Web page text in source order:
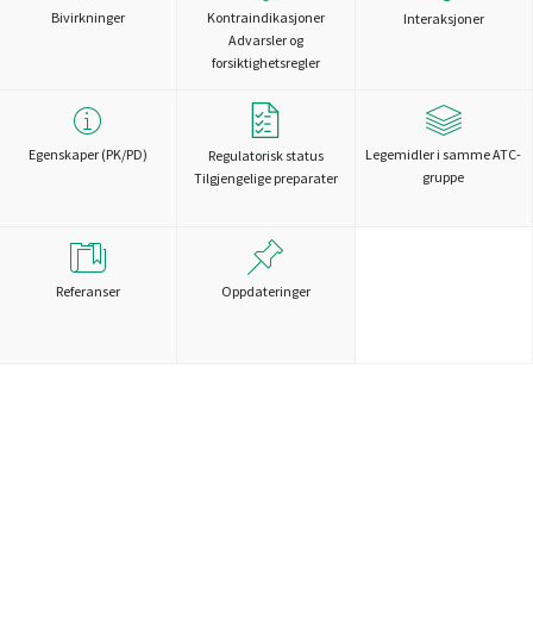
Bivirkninger
Kontraindikasjoner
Advarsler og
forsiktighetsregler
Interaksjoner
Egenskaper (PK/PD)
Regulatorisk status
Tilgjengelige preparater
Legemidler i samme ATC-
gruppe
Referanser Oppdateringer